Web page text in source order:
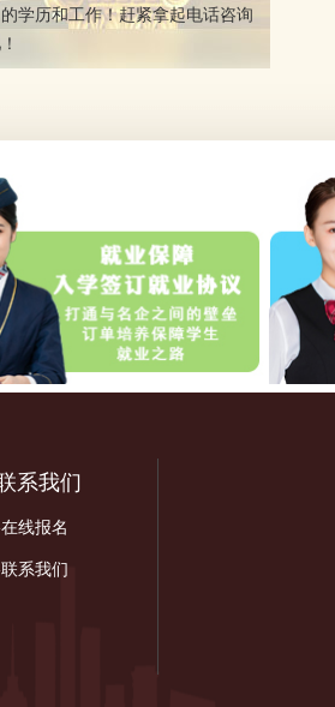
学历和工作！赶紧拿起电话咨询
系我们
线报名
系我们